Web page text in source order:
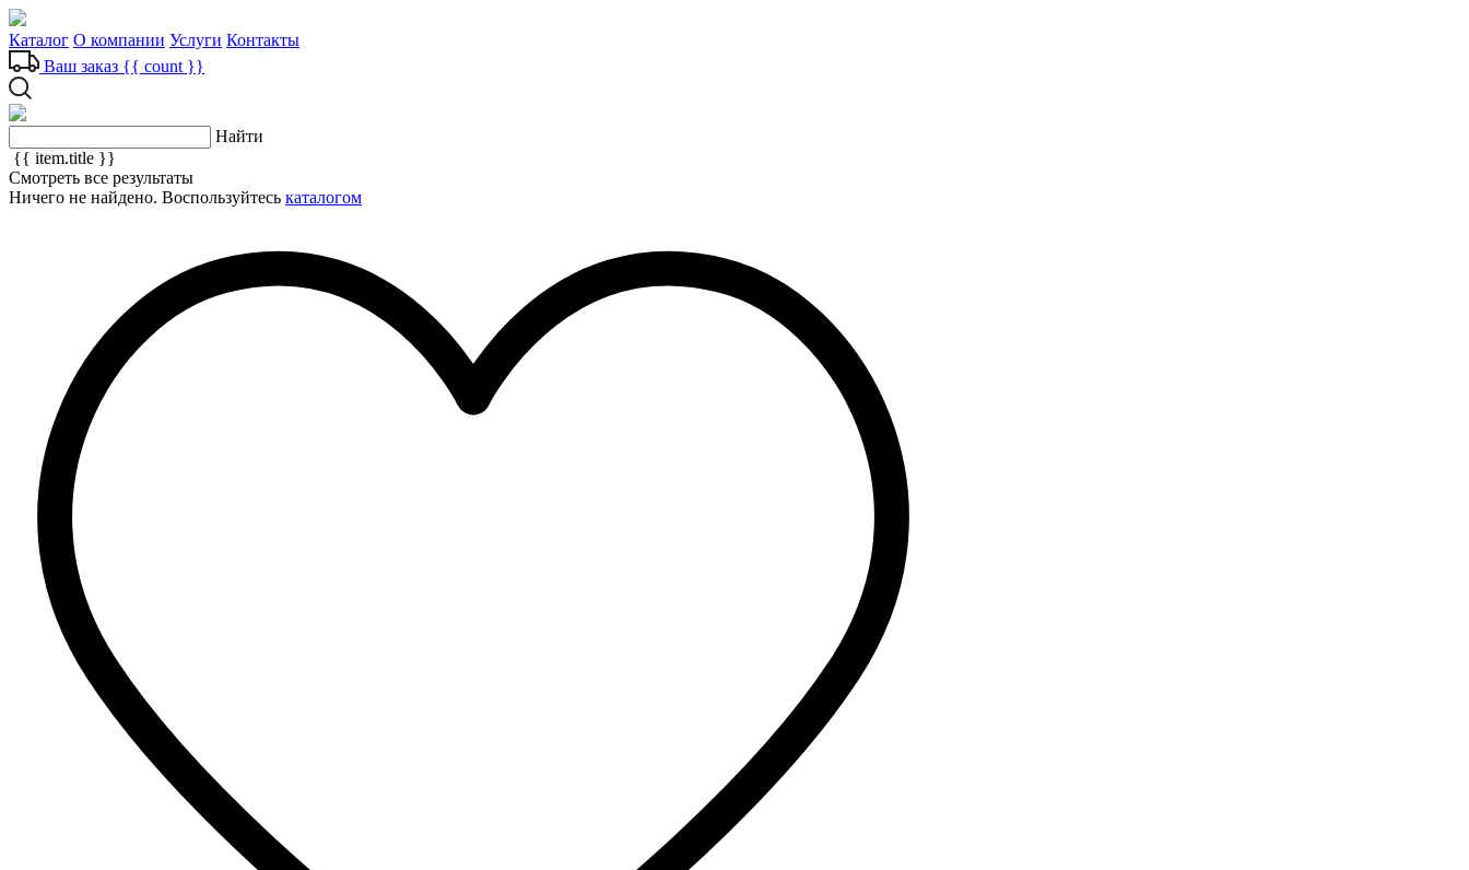
Каталог О компании Услуги Контакты
Ваш заказ {{ count }}
Найти
{{ item.title }}
Смотреть все результаты
Ничего не найдено. Воспользуйтесь каталогом